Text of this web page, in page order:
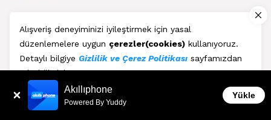
Alışveriş deneyiminizi iyileştirmek için yasal
düzenlemelere uygun çerezler(cookies) kullanıyoruz.
Detaylı bilgiye Gizlilik ve Çerez Politikası sayfamızdan
erişebilirsiniz.
Kabul Et
Müşteri Hizmetleri
Üyelik
Blog Akıllıphone
Powered By Yuddy
Yükle